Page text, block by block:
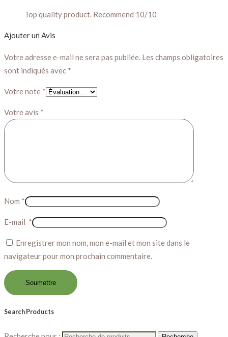
Top quality product. Recommend 10/10
Ajouter un Avis
Votre adresse e-mail ne sera pas publiée. Les champs obligatoires
sont indiqués avec *
Votre note *
Votre avis *
Nom *
E-mail *
Enregistrer mon nom, mon e-mail et mon site dans le
navigateur pour mon prochain commentaire.
Search Products